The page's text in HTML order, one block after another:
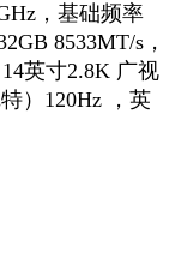
，基础频率
8533MT/s，
英寸2.8K 广视
）120Hz ，英